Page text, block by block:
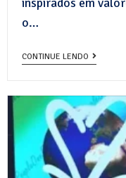
o…
CONTINUE LENDO